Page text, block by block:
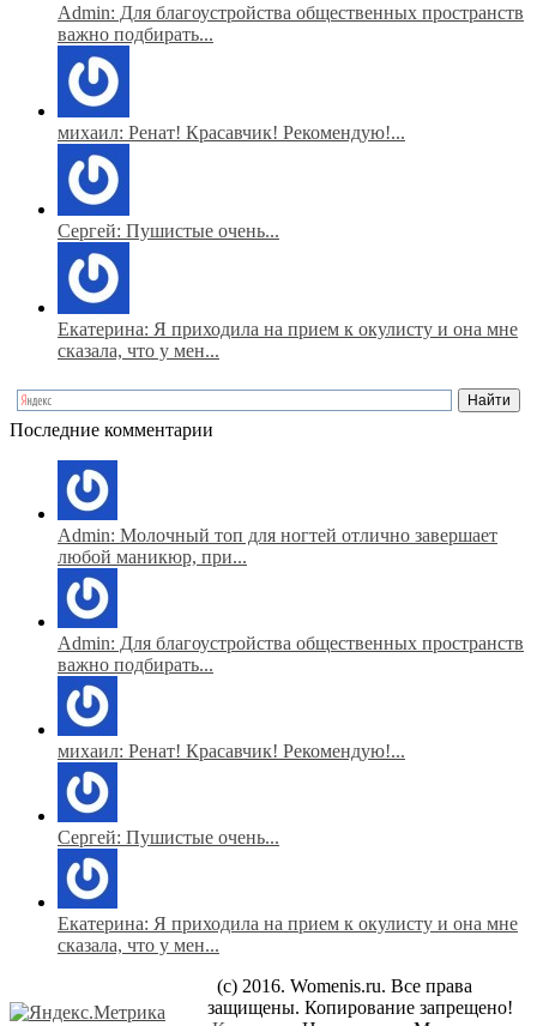
Admin: Для благоустройства общественных пространств
важно подбирать...
михаил: Ренат! Красавчик! Рекомендую!...
Сергей: Пушистые очень...
Екатерина: Я приходила на прием к окулисту и она мне
сказала, что у мен...
Последние комментарии
Admin: Молочный топ для ногтей отлично завершает
любой маникюр, при...
Admin: Для благоустройства общественных пространств
важно подбирать...
михаил: Ренат! Красавчик! Рекомендую!...
Сергей: Пушистые очень...
Екатерина: Я приходила на прием к окулисту и она мне
сказала, что у мен...
(c) 2016. Womenis.ru. Все права
защищены. Копирование запрещено!